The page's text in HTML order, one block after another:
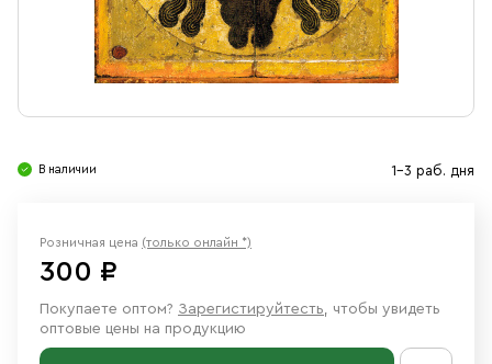
Ювелирные изделия
В наличии 1-3 раб. дня
Розничная цена (только онлайн *)
300 ₽
Покупаете оптом? Зарегистируйтесть, чтобы увидеть
оптовые цены на продукцию